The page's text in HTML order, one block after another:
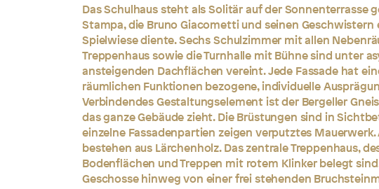
Das Schulhaus steht als Solitär auf der Sonnenterrasse
Stampa, die Bruno Giacometti und seinen Geschwistern
Spielwiese diente. Sechs Schulzimmer mit allen
Treppenhaus sowie die Turnhalle mit Bühne sind unter
ansteigenden Dachflächen vereint. Jede Fassade hat
räumlichen Funktionen bezogene, individuelle
Verbindendes Gestaltungselement ist der Bergeller
das ganze Gebäude zieht. Die Brüstungen sind in
einzelne Fassadenpartien zeigen verputztes Mauerwerk.
bestehen aus Lärchenholz. Das zentrale Treppenhaus,
Bodenflächen und Treppen mit rotem Klinker belegt
Geschosse hinweg von einer frei stehenden